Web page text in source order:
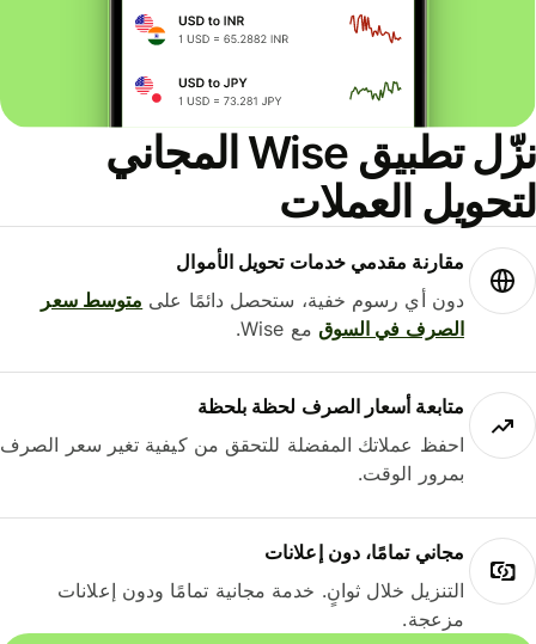
نزّل تطبيق Wise المجاني
العملات
مقارنة مقدمي خدمات تحويل الأموال
دون أي رسوم خفية، ستحصل دائمًا علىمتوسط ​​سعر
الصرف في السوقمع Wise.
متابعة أسعار الصرف لحظة بلحظة
احفظ عملاتك المفضلة للتحقق من كيفية تغير سعر الصرف
بمرور الوقت.
مجاني تمامًا، دون إعلانات
التنزيل خلال ثوانٍ. خدمة مجانية تمامًا ودون إعلانات
مزعجة.